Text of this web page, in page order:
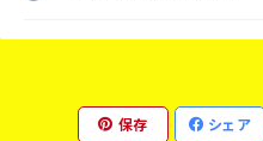
保存 シェア